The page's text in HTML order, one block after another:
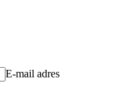
E-mail adres